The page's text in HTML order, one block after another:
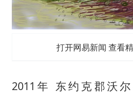
打开网易新闻 查看
2011年 东约克郡沃